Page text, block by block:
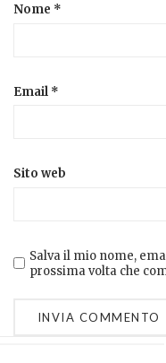
Nome *
Email *
Sito web
Salva il mio nome,
prossima volta che